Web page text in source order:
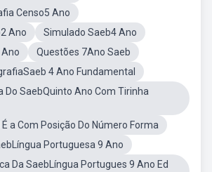
Censo5 Ano
Ano
Simulado Saeb4 Ano
Ano
Questões 7Ano Saeb
4 Ano Fundamental
Do SaebQuinto Ano Com Tirinha
a Com Posição Do Número Forma
Portuguesa 9 Ano
Da SaebLíngua Portugues 9 Ano Ed